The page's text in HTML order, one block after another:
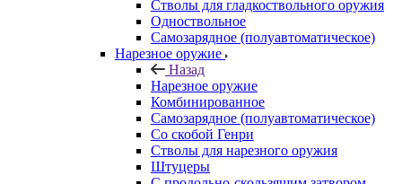
Стволы для гладкоствольного оружия
Одноствольное
Самозарядное (полуавтоматическое)
Нарезное оружие
Назад
Нарезное оружие
Комбинированное
Самозарядное (полуавтоматическое)
Со скобой Генри
Стволы для нарезного оружия
Штуцеры